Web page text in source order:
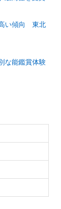
い傾向 東北
な能鑑賞体験